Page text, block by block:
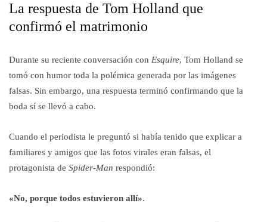
La respuesta de Tom Holland que
confirmó el matrimonio
Durante su reciente conversación con Esquire, Tom Holland se
tomó con humor toda la polémica generada por las imágenes
falsas. Sin embargo, una respuesta terminó confirmando que la
boda sí se llevó a cabo.
Cuando el periodista le preguntó si había tenido que explicar a
familiares y amigos que las fotos virales eran falsas, el
protagonista de Spider-Man respondió:
«No, porque todos estuvieron allí».